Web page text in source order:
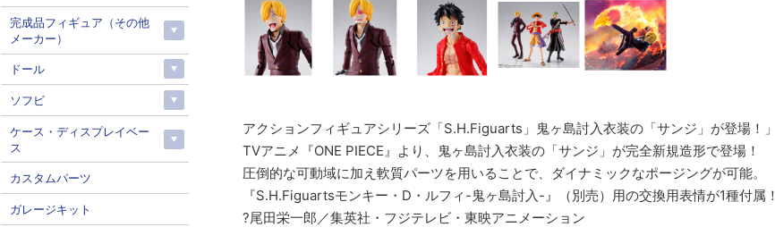
アクションフィギュアシリーズ「S.H.Figuarts」鬼ヶ島討入衣装の「サンジ」が登場！」
TVアニメ『ONE PIECE』より、鬼ヶ島討入衣装の「サンジ」が完全新規造形で登場！
圧倒的な可動域に加え軟質パーツを用いることで、ダイナミックなポージングが可能。
『S.H.Figuartsモンキー・D・ルフィ-鬼ヶ島討入-』（別売）用の交換用表情が1種付属！
?尾田栄一郎／集英社・フジテレビ・東映アニメーション
完成品フィギュア（その他
メーカー）
ドール
ソフビ
ケース・ディスプレイベー
ス
カスタムパーツ
ガレージキット